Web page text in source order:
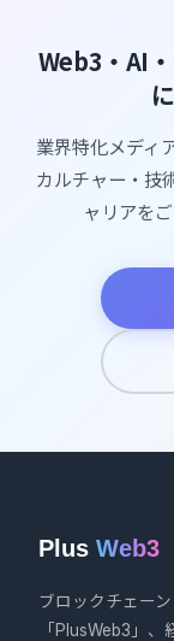
Web3・AI
業界特化メディ
カルチャー・技
ャリアを
Plus Web3
ブロックチェー
「PlusWeb3」